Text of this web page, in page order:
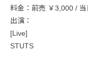
料金：前売 ￥3,000 / 当
出演：
[Live]
STUTS